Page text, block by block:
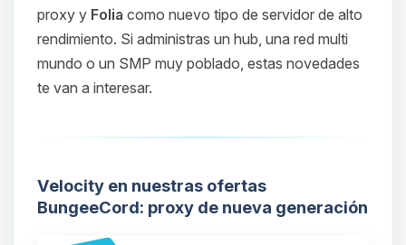
proxy y Folia como nuevo tipo de servidor de alto
rendimiento. Si administras un hub, una red multi
mundo o un SMP muy poblado, estas novedades
te van a interesar.
Velocity en nuestras ofertas
BungeeCord: proxy de nueva generación